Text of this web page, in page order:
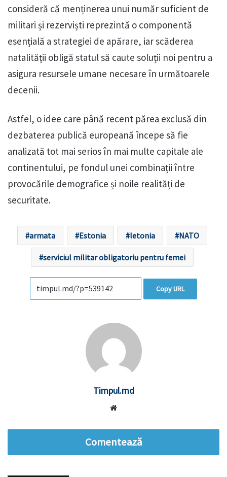
consideră că menținerea unui număr suficient de
militari și rezerviști reprezintă o componentă
esențială a strategiei de apărare, iar scăderea
natalității obligă statul să caute soluții noi pentru a
asigura resursele umane necesare în următoarele
decenii.
Astfel, o idee care până recent părea exclusă din
dezbaterea publică europeană începe să fie
analizată tot mai serios în mai multe capitale ale
continentului, pe fondul unei combinații între
provocările demografice și noile realități de
securitate.
armata Estonia letonia NATO
serviciul militar obligatoriu pentru femei
Copy URL
Timpul.md
Comentează